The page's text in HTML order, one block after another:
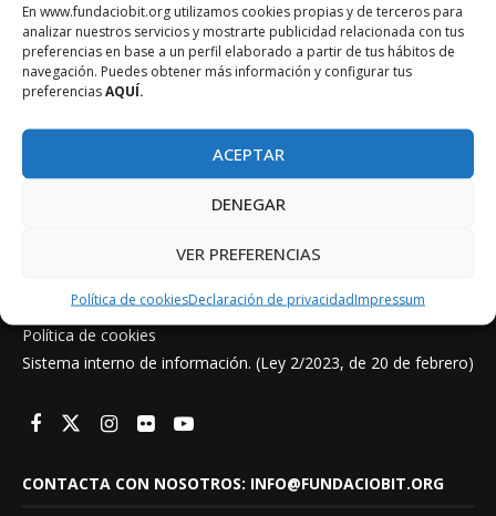
En www.fundaciobit.org utilizamos cookies propias y de terceros para
analizar nuestros servicios y mostrarte publicidad relacionada con tus
preferencias en base a un perfil elaborado a partir de tus hábitos de
navegación. Puedes obtener más información y configurar tus
preferenciasAQUÍ.
ACEPTAR
DENEGAR
VER PREFERENCIAS
Política de cookiesDeclaración de privacidadImpressum
Política de privacidad
Política de cookies
Sistema interno de información. (Ley 2/2023, de 20 de febrero)
CONTACTA CON NOSOTROS: INFO@FUNDACIOBIT.ORG